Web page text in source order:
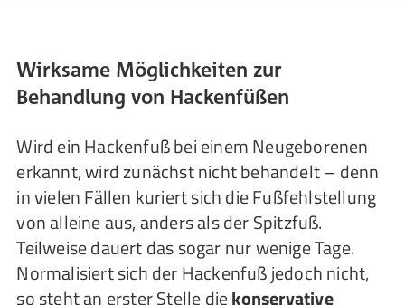
Wirksame Möglichkeiten zur
Behandlung von Hackenfüßen
Wird ein Hackenfuß bei einem Neugeborenen
erkannt, wird zunächst nicht behandelt – denn
in vielen Fällen kuriert sich die Fußfehlstellung
von alleine aus, anders als der Spitzfuß.
Teilweise dauert das sogar nur wenige Tage.
Normalisiert sich der Hackenfuß jedoch nicht,
so steht an erster Stelle diekonservative